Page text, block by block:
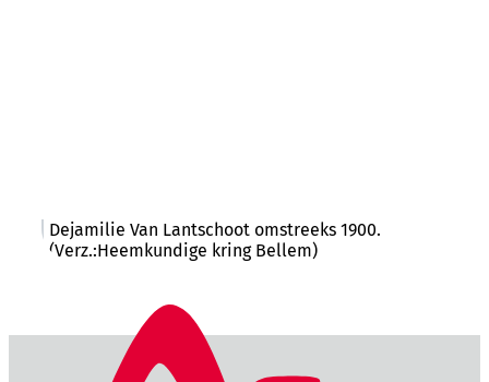
Dejamilie Van Lantschoot omstreeks 1900.
(Verz.:Heemkundige kring Bellem)